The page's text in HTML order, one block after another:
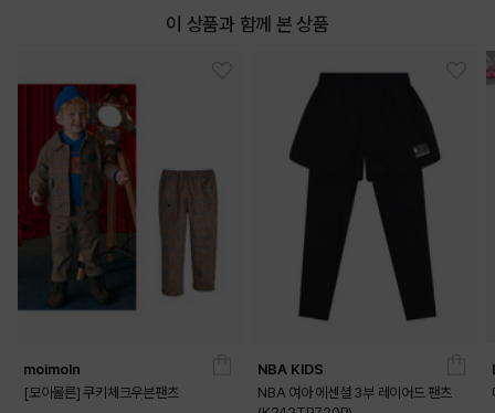
DETAILS
이 상품과 함께 본 상품
moimoln
[모이몰른] 쿠키체크우븐팬츠
NBA KIDS
NBA 여아 에센셜 3부 레이어드 팬츠